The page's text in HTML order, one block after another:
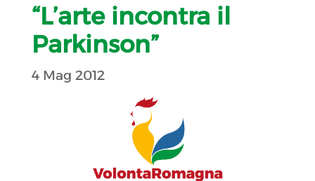
“L’arte incontra il
Parkinson”
4 Mag 2012